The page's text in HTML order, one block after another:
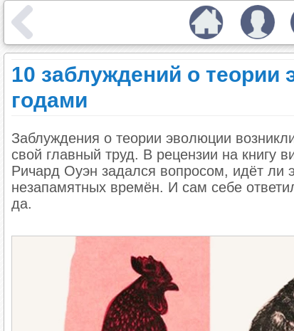
10 заблуждений о
годами
Заблуждения о теории эволюции
свой главный труд. В рецензии на книгу
Ричард Оуэн задался вопросом, идёт ли
незапамятных времён. И сам себе
да.